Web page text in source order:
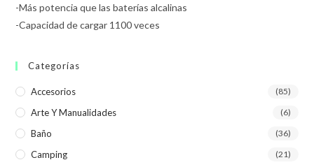
-Más potencia que las baterías alcalinas
-Capacidad de cargar 1100 veces
Categorías
Accesorios (85)
Arte Y Manualidades (6)
Baño (36)
Camping (21)